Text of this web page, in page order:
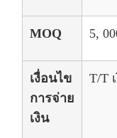
MOQ 5,
เงื่อนไข
การจ่าย
เงิน
T/T